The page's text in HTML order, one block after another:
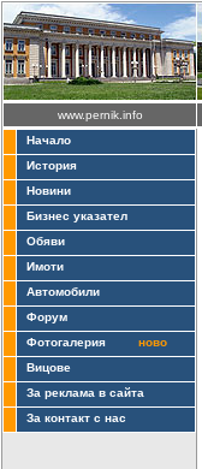
www.pernik.info
Начало
История
Новини
Бизнес указател
Обяви
Имоти
Автомобили
Форум
Фотогалерия
ново
Вицове
За реклама в сайта
За контакт с нас